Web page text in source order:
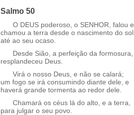
Salmo 50
O DEUS poderoso, o SENHOR, falou e
chamou a terra desde o nascimento do sol
até ao seu ocaso.
Desde Sião, a perfeição da formosura,
resplandeceu Deus.
Virá o nosso Deus, e não se calará;
um fogo se irá consumindo diante dele, e
haverá grande tormenta ao redor dele.
Chamará os céus lá do alto, e a terra,
para julgar o seu povo.